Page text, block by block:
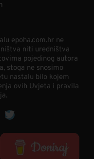
epoha.com.hr ne
niti uredništva
pojedinog autora
stoga ne snosimo
nastalu bilo kojem
ovih Uvjeta i pravila